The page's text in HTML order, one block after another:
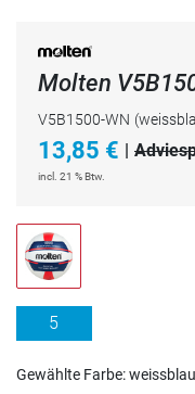
Molten
V5B1500-WN
13,85 € |
incl. 21 % Btw.
5
Gewählte Farbe: